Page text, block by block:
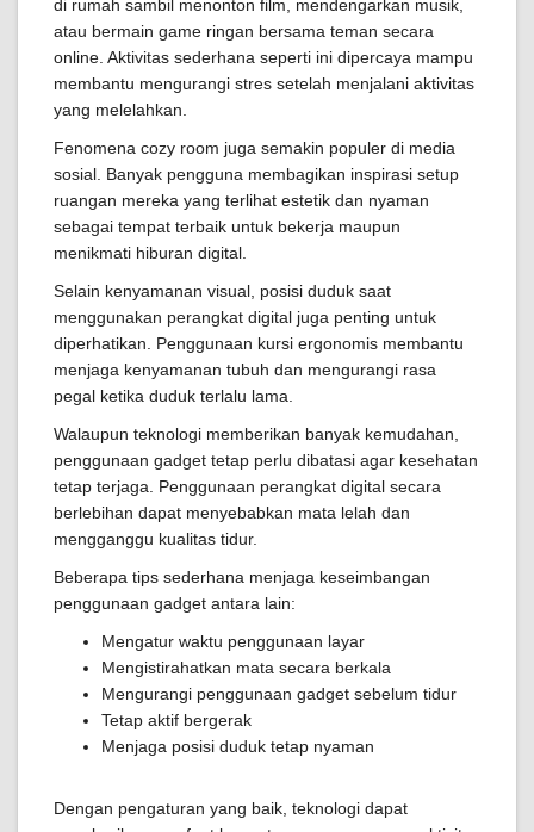
di rumah sambil menonton film, mendengarkan musik,
atau bermain game ringan bersama teman secara
online. Aktivitas sederhana seperti ini dipercaya mampu
membantu mengurangi stres setelah menjalani aktivitas
yang melelahkan.
Fenomena cozy room juga semakin populer di media
sosial. Banyak pengguna membagikan inspirasi setup
ruangan mereka yang terlihat estetik dan nyaman
sebagai tempat terbaik untuk bekerja maupun
menikmati hiburan digital.
Selain kenyamanan visual, posisi duduk saat
menggunakan perangkat digital juga penting untuk
diperhatikan. Penggunaan kursi ergonomis membantu
menjaga kenyamanan tubuh dan mengurangi rasa
pegal ketika duduk terlalu lama.
Walaupun teknologi memberikan banyak kemudahan,
penggunaan gadget tetap perlu dibatasi agar kesehatan
tetap terjaga. Penggunaan perangkat digital secara
berlebihan dapat menyebabkan mata lelah dan
mengganggu kualitas tidur.
Beberapa tips sederhana menjaga keseimbangan
penggunaan gadget antara lain:
Mengatur waktu penggunaan layar
Mengistirahatkan mata secara berkala
Mengurangi penggunaan gadget sebelum tidur
Tetap aktif bergerak
Menjaga posisi duduk tetap nyaman
Dengan pengaturan yang baik, teknologi dapat